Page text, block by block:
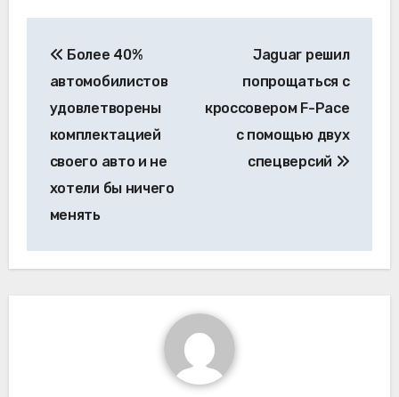
по
записям
Более 40%
автомобилистов
удовлетворены
комплектацией
своего авто и не
хотели бы ничего
менять
Jaguar решил
попрощаться с
кроссовером F-Pace
с помощью двух
спецверсий